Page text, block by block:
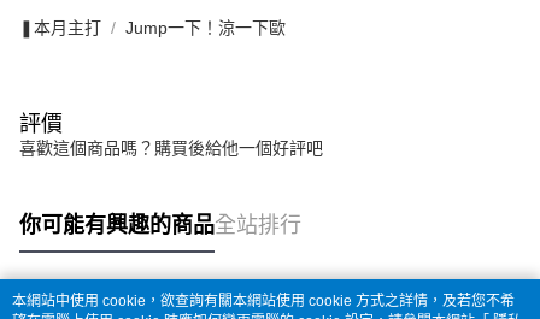
❚本月主打 Jump一下！涼一下歐
評價
喜歡這個商品嗎？購買後給他一個好評吧
你可能有興趣的商品全站排行
本網站中使用 cookie，欲查詢有關本網站使用 cookie 方式之詳情，及若您不希